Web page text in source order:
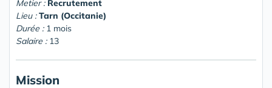
Metier : Recrutement
Lieu :Tarn (Occitanie)
Durée : 1 mois
Salaire : 13
Mission